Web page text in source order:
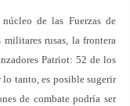
de las Fuerzas de
militares rusas, la frontera
Patriot: 52 de los
tanto, es posible sugerir
de combate podría ser